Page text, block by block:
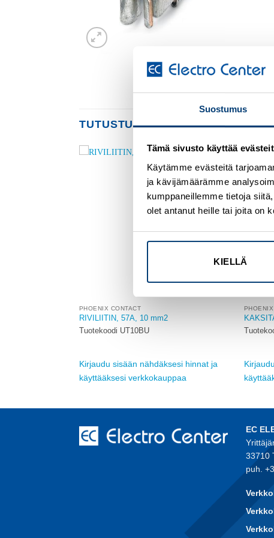
Suostumus
Tämä sivusto käyttää
Käytämme evästeitä
ja kävijämäärämme
kumppaneillemme tietoja
olet antanut heille tai joita on
KIELLÄ
TUTUSTU MYÖS
wishlist
PHOENIX CONTACT
RIVILIITIN, 57A, 10 mm2
Tuotekoodi UT10BU
Kirjaudu sisään nähdäksesi hinnat ja
käyttääksesi verkkokauppaa
EC
33710
puh.